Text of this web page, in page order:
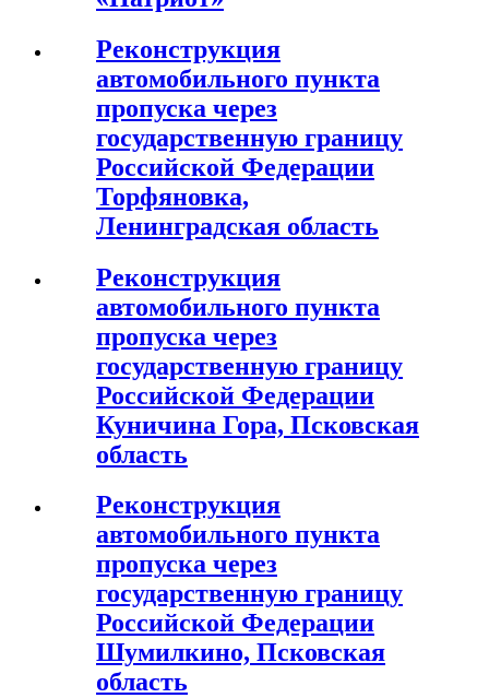
Реконструкция
автомобильного пункта
пропуска через
государственную границу
Российской Федерации
Торфяновка,
Ленинградская область
Реконструкция
автомобильного пункта
пропуска через
государственную границу
Российской Федерации
Куничина Гора, Псковская
область
Реконструкция
автомобильного пункта
пропуска через
государственную границу
Российской Федерации
Шумилкино, Псковская
область